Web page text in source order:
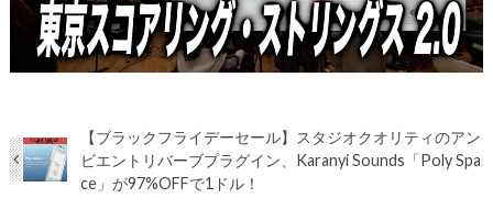
【ブラックフライデーセール】スタジオクオリティのアン
ビエントリバーブプラグイン、Karanyi Sounds「Poly Spa
ce」が97%OFFで1ドル！